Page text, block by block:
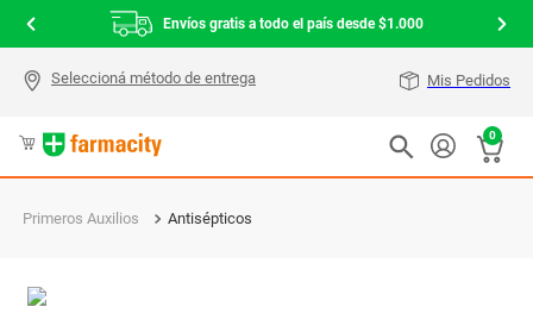
Envíos gratis a todo el país desde $1.000
Mis Pedidos
0
Primeros Auxilios Antisépticos